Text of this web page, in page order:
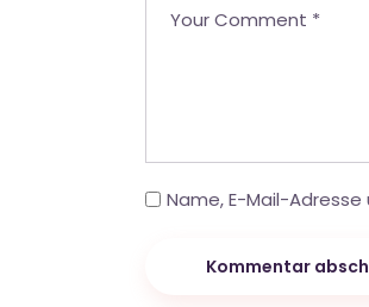
Name, E-Mail-
Kommentar